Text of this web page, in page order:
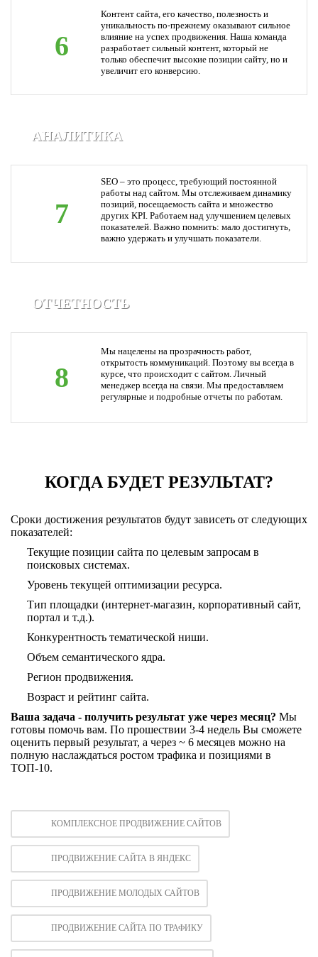
6
Контент сайта, его качество, полезность и
уникальность по-прежнему оказывают сильное
влияние на успех продвижения. Наша команда
разработает сильный контент, который не
только обеспечит высокие позиции сайту, но и
увеличит его конверсию.
АНАЛИТИКА
7
SEO – это процесс, требующий постоянной
работы над сайтом. Мы отслеживаем динамику
позиций, посещаемость сайта и множество
других KPI. Работаем над улучшением целевых
показателей. Важно помнить: мало достигнуть,
важно удержать и улучшать показатели.
ОТЧЕТНОСТЬ
8
Мы нацелены на прозрачность работ,
открытость коммуникаций. Поэтому вы всегда в
курсе, что происходит с сайтом. Личный
менеджер всегда на связи. Мы предоставляем
регулярные и подробные отчеты по работам.
КОГДА БУДЕТ РЕЗУЛЬТАТ?
Сроки достижения результатов будут зависеть от следующих
показателей:
Текущие позиции сайта по целевым запросам в
поисковых системах.
Уровень текущей оптимизации ресурса.
Тип площадки (интернет-магазин, корпоративный сайт,
портал и т.д.).
Конкурентность тематической ниши.
Объем семантического ядра.
Регион продвижения.
Возраст и рейтинг сайта.
Ваша задача - получить результат уже через месяц? Мы
готовы помочь вам. По прошествии 3-4 недель Вы сможете
оценить первый результат, а через ~ 6 месяцев можно на
полную наслаждаться ростом трафика и позициями в
ТОП-10.
КОМПЛЕКСНОЕ ПРОДВИЖЕНИЕ САЙТОВ
ПРОДВИЖЕНИЕ САЙТА В ЯНДЕКС
ПРОДВИЖЕНИЕ МОЛОДЫХ САЙТОВ
ПРОДВИЖЕНИЕ САЙТА ПО ТРАФИКУ